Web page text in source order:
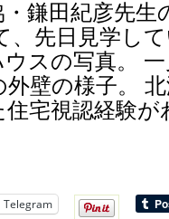
鎌田紀彦先生
、先日見学し
スの写真。
壁の様子。
住宅視認経験
Telegram